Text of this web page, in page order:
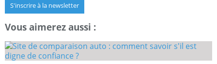
S'inscrire à la newsletter
Vous aimerez aussi :